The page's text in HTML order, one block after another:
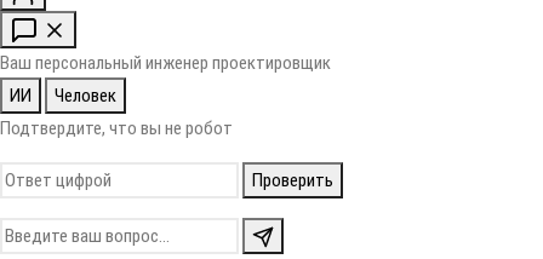
Ваш персональный инженер проектировщик
ИИ
Человек
Подтвердите, что вы не робот
Проверить